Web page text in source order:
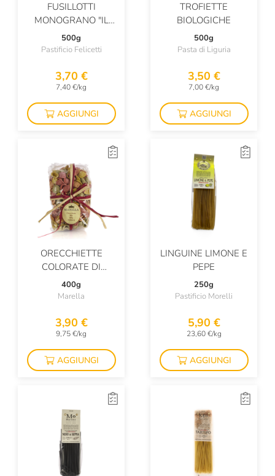
FUSILLOTTI
MONOGRANO "IL
CAPPELLI"
500g
Pastificio Felicetti
3,70 €
7,40 €/kg
AGGIUNGI
TROFIETTE
BIOLOGICHE
500g
Pasta di Liguria
3,50 €
7,00 €/kg
AGGIUNGI
ORECCHIETTE
COLORATE DI
SEMOLA DI GRANO
DURO
400g
Marella
3,90 €
9,75 €/kg
AGGIUNGI
LINGUINE LIMONE E
PEPE
250g
Pastificio Morelli
5,90 €
23,60 €/kg
AGGIUNGI